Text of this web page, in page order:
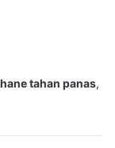
tahan panas,